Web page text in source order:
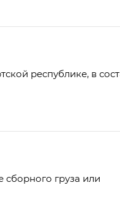
республике, в
сборного груза или